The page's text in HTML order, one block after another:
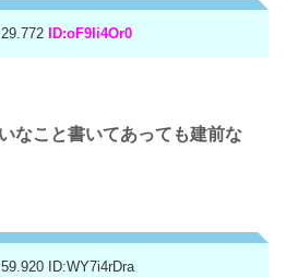
ID:oF9Ii4Or0
なこと書いてあっても建前な
ID:WY7i4rDra